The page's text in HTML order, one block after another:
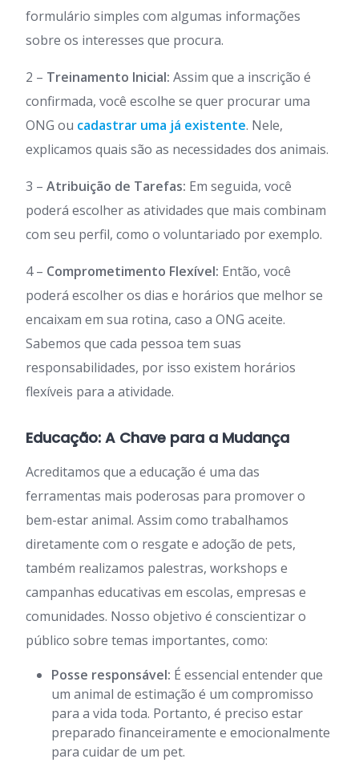
formulário simples com algumas informações
sobre os interesses que procura.
2 – Treinamento Inicial: Assim que a inscrição é
confirmada, você escolhe se quer procurar uma
ONG ou cadastrar uma já existente. Nele,
explicamos quais são as necessidades dos animais.
3 – Atribuição de Tarefas: Em seguida, você
poderá escolher as atividades que mais combinam
com seu perfil, como o voluntariado por exemplo.
4 – Comprometimento Flexível: Então, você
poderá escolher os dias e horários que melhor se
encaixam em sua rotina, caso a ONG aceite.
Sabemos que cada pessoa tem suas
responsabilidades, por isso existem horários
flexíveis para a atividade.
Educação: A Chave para a Mudança
Acreditamos que a educação é uma das
ferramentas mais poderosas para promover o
bem-estar animal. Assim como trabalhamos
diretamente com o resgate e adoção de pets,
também realizamos palestras, workshops e
campanhas educativas em escolas, empresas e
comunidades. Nosso objetivo é conscientizar o
público sobre temas importantes, como:
Posse responsável: É essencial entender que
um animal de estimação é um compromisso
para a vida toda. Portanto, é preciso estar
preparado financeiramente e emocionalmente
para cuidar de um pet.